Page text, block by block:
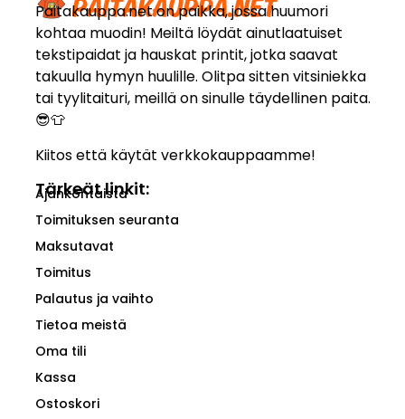
Paitakauppa.net on paikka, jossa huumori
kohtaa muodin! Meiltä löydät ainutlaatuiset
tekstipaidat ja hauskat printit, jotka saavat
takuulla hymyn huulille. Olitpa sitten vitsiniekka
tai tyylitaituri, meillä on sinulle täydellinen paita.
😎👕
Kiitos että käytät verkkokauppaamme!
Tärkeät linkit:
Ajankohtaista
Toimituksen seuranta
Maksutavat
Toimitus
Palautus ja vaihto
Tietoa meistä
Oma tili
Kassa
Ostoskori